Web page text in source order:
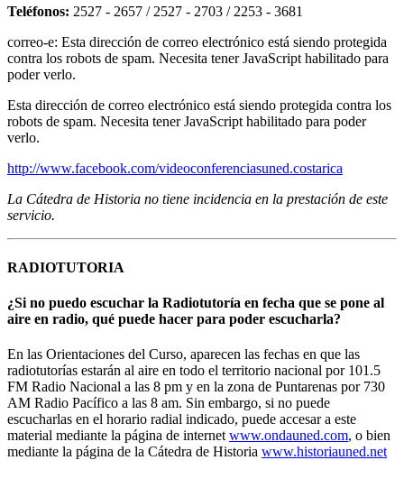
Teléfonos: 2527 - 2657 / 2527 - 2703 / 2253 - 3681
correo-e: Esta dirección de correo electrónico está siendo protegida
contra los robots de spam. Necesita tener JavaScript habilitado para
poder verlo.
Esta dirección de correo electrónico está siendo protegida contra los
robots de spam. Necesita tener JavaScript habilitado para poder
verlo.
http://www.facebook.com/videoconferenciasuned.costarica
La Cátedra de Historia no tiene incidencia en la prestación de este
servicio.
RADIOTUTORIA
¿Si no puedo escuchar la Radiotutoría en fecha que se pone al
aire en radio, qué puede hacer para poder escucharla?
En las Orientaciones del Curso, aparecen las fechas en que las
radiotutorías estarán al aire en todo el territorio nacional por 101.5
FM Radio Nacional a las 8 pm y en la zona de Puntarenas por 730
AM Radio Pacífico a las 8 am. Sin embargo, si no puede
escucharlas en el horario radial indicado, puede accesar a este
material mediante la página de internet www.ondauned.com, o bien
mediante la página de la Cátedra de Historia www.historiauned.net